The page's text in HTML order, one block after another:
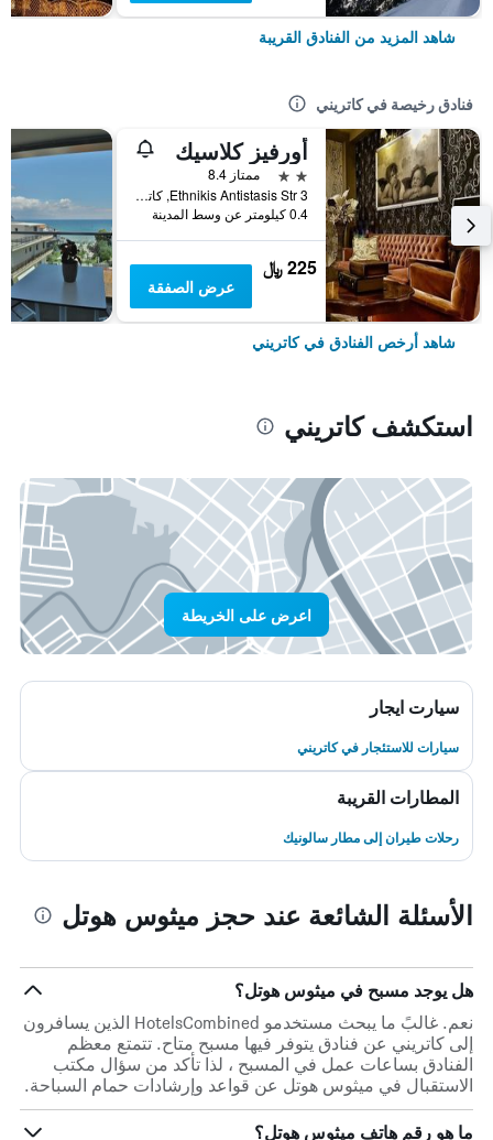
شاهد المزيد من الفنادق القريبة
فنادق رخيصة في كاتريني
أورفيز كلاسيك
2 نجمتين
ممتاز 8.4
3 Ethnikis Antistasis Str, كاتريني, اليونان
0.4 كيلومتر عن وسط المدينة
225 ﷼
عرض الصفقة
شاهد أرخص الفنادق في كاتريني
استكشف كاتريني
اعرض على الخريطة
سيارت ايجار
سيارات للاستئجار في كاتريني
المطارات القريبة
رحلات طيران إلى مطار سالونيك
الأسئلة الشائعة عند حجز ميثوس هوتل
هل يوجد مسبح في ميثوس هوتل؟
نعم. غالبً ما يبحث مستخدمو HotelsCombined الذين يسافرون
إلى كاتريني عن فنادق يتوفر فيها مسبح متاح. تتمتع معظم
الفنادق بساعات عمل في المسبح ، لذا تأكد من سؤال مكتب
الاستقبال في ميثوس هوتل عن قواعد وإرشادات حمام السباحة.
ما هو رقم هاتف ميثوس هوتل؟